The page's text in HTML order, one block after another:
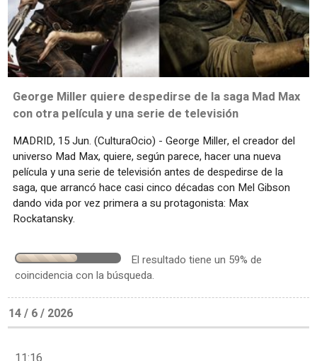
George Miller quiere despedirse de la saga Mad Max
con otra película y una serie de televisión
MADRID, 15 Jun. (CulturaOcio) - George Miller, el creador del
universo Mad Max, quiere, según parece, hacer una nueva
película y una serie de televisión antes de despedirse de la
saga, que arrancó hace casi cinco décadas con Mel Gibson
dando vida por vez primera a su protagonista: Max
Rockatansky.
El resultado tiene un 59% de
coincidencia con la búsqueda.
14 / 6 / 2026